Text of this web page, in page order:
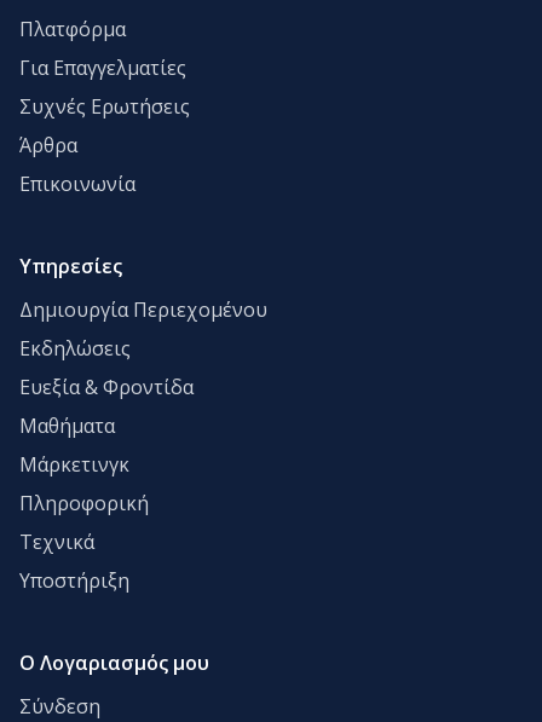
Πλατφόρμα
Για Επαγγελματίες
Συχνές Ερωτήσεις
Άρθρα
Επικοινωνία
Υπηρεσίες
Δημιουργία Περιεχομένου
Εκδηλώσεις
Ευεξία & Φροντίδα
Μαθήματα
Μάρκετινγκ
Πληροφορική
Τεχνικά
Υποστήριξη
Ο Λογαριασμός μου
Σύνδεση